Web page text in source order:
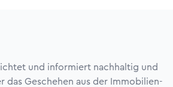
und informiert nachhaltig und
das Geschehen aus der Immobilien-